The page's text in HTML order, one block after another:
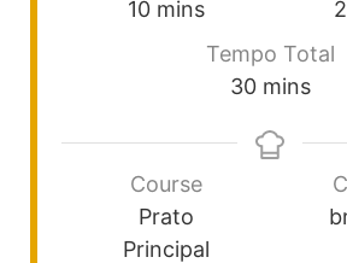
10 mins
Tempo Total
30 mins
Course
Prato
Principal